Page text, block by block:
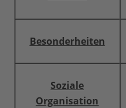
Besonderheiten
Soziale
Organisation